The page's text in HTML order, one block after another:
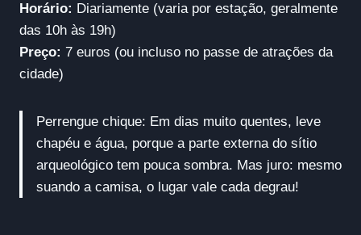
Horário: Diariamente (varia por estação, geralmente
das 10h às 19h)
Preço: 7 euros (ou incluso no passe de atrações da
cidade)
Perrengue chique: Em dias muito quentes, leve
chapéu e água, porque a parte externa do sítio
arqueológico tem pouca sombra. Mas juro: mesmo
suando a camisa, o lugar vale cada degrau!